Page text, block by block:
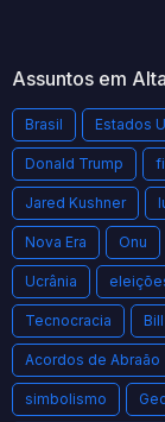
Assuntos em Alta
Brasil Estados
Donald Trump
Jared Kushner
Nova Era Onu
Ucrânia
Tecnocracia
Acordos de Abraão
simbolismo